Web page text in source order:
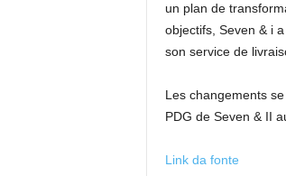
un plan de
objectifs, Seven & i
son service de
Les changements
PDG de Seven & II
Link da fonte